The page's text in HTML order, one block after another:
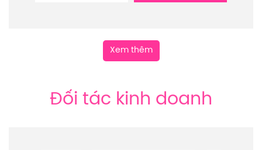
Xem thêm
Đối tác kinh doanh